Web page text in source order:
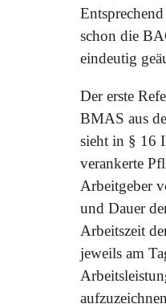
schon die
eindeutig
Der erste
BMAS aus
sieht in § 16
verankerte
Arbeitgeber
und Dauer
Arbeitszeit
jeweils am